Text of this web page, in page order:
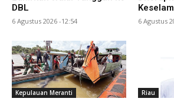
DBL
6 Agustus 2026 -12:54 6 Agustus
Kepulauan Meranti Riau